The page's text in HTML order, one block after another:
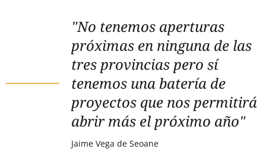
"No tenemos aperturas
próximas en ninguna de las
tres provincias pero sí
tenemos una batería de
proyectos que nos permitirá
abrir más el próximo año"
Jaime Vega de Seoane